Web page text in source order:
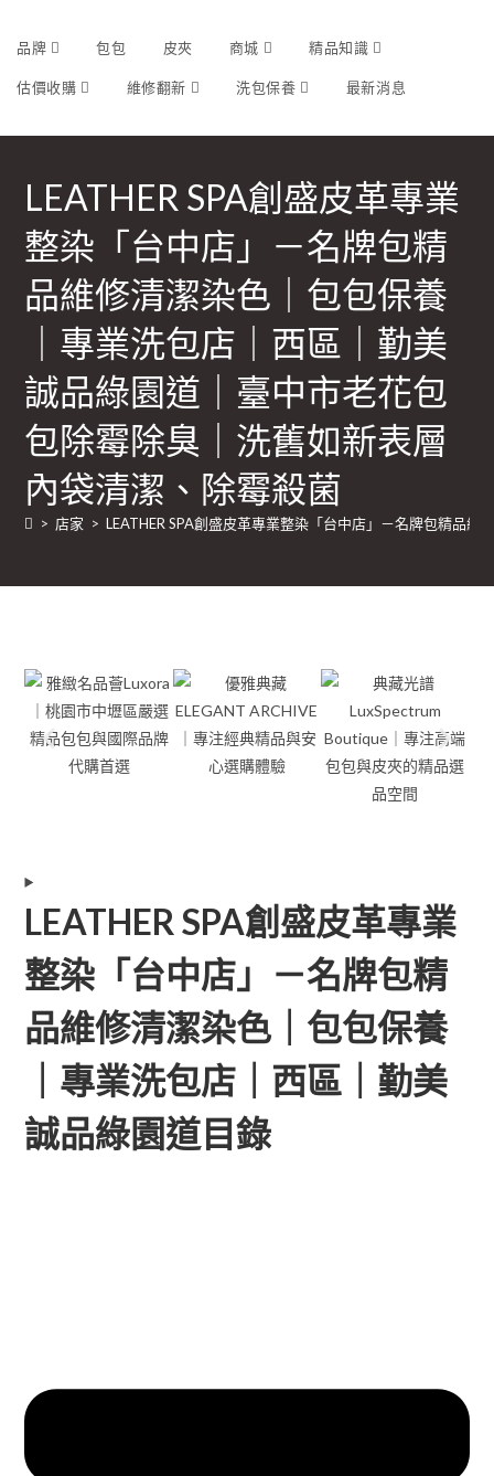
品牌 包包 皮夾 商城 精品知識
估價收購 維修翻新 洗包保養 最新消息
LEATHER SPA創盛皮革專業
整染「台中店」－名牌包精
品維修清潔染色｜包包保養
｜專業洗包店｜西區｜勤美
誠品綠園道｜臺中市老花包
包除霉除臭｜洗舊如新表層
內袋清潔、除霉殺菌
> 店家 > LEATHER SPA創盛皮革專業整染「台中店」－名牌包精品
LEATHER SPA創盛皮革專業
整染「台中店」－名牌包精
品維修清潔染色｜包包保養
｜專業洗包店｜西區｜勤美
誠品綠園道目錄